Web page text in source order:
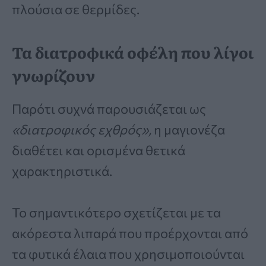
πλούσια σε θερμίδες.
Τα διατροφικά οφέλη που λίγοι
γνωρίζουν
Παρότι συχνά παρουσιάζεται ως
«διατροφικός εχθρός», η μαγιονέζα
διαθέτει και ορισμένα θετικά
χαρακτηριστικά.
Το σημαντικότερο σχετίζεται με τα
ακόρεστα λιπαρά που προέρχονται από
τα φυτικά έλαια που χρησιμοποιούνται